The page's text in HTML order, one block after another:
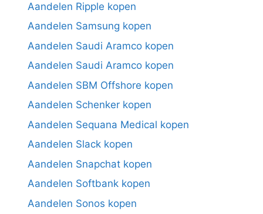
Aandelen Ripple kopen
Aandelen Samsung kopen
Aandelen Saudi Aramco kopen
Aandelen Saudi Aramco kopen
Aandelen SBM Offshore kopen
Aandelen Schenker kopen
Aandelen Sequana Medical kopen
Aandelen Slack kopen
Aandelen Snapchat kopen
Aandelen Softbank kopen
Aandelen Sonos kopen